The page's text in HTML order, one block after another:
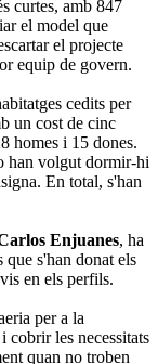
curtes, amb 847
el model que
el projecte
equip de govern.
cedits per
un cost de cinc
homes i 15 dones.
han volgut dormir-hi
En total, s'han
Enjuanes, ha
que s'han donat els
en els perfils.
per a la
cobrir les necessitats
quan no troben